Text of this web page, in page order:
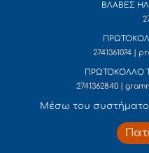
ΒΛΑΒΕΣ
2741361074 |
ΠΡΩΤΟΚΟΛΛΟ
2741362840 |
Mέσω του